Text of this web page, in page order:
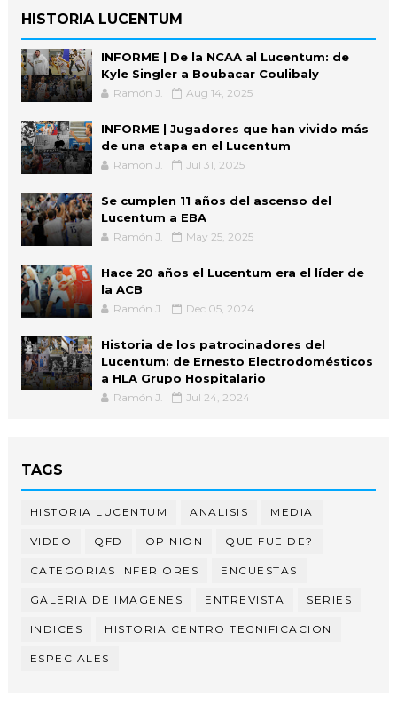
HISTORIA LUCENTUM
INFORME | De la NCAA al Lucentum: de
Kyle Singler a Boubacar Coulibaly
Ramón J. Aug 14, 2025
INFORME | Jugadores que han vivido más
de una etapa en el Lucentum
Ramón J. Jul 31, 2025
Se cumplen 11 años del ascenso del
Lucentum a EBA
Ramón J. May 25, 2025
Hace 20 años el Lucentum era el líder de
la ACB
Ramón J. Dec 05, 2024
Historia de los patrocinadores del
Lucentum: de Ernesto Electrodomésticos
a HLA Grupo Hospitalario
Ramón J. Jul 24, 2024
TAGS
HISTORIA LUCENTUM ANALISIS MEDIA
VIDEO QFD OPINION QUE FUE DE?
CATEGORIAS INFERIORES ENCUESTAS
GALERIA DE IMAGENES ENTREVISTA SERIES
INDICES HISTORIA CENTRO TECNIFICACION
ESPECIALES